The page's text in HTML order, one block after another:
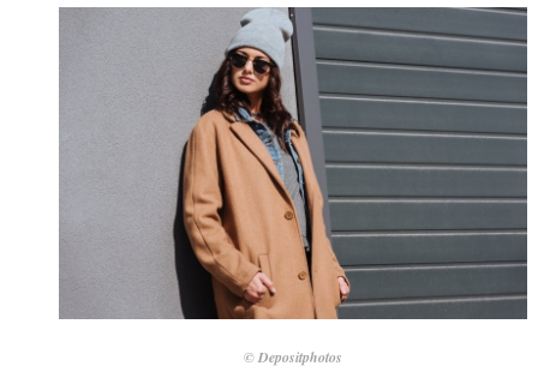
© Depositphotos